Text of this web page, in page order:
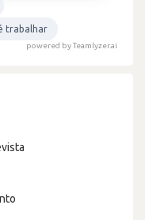
trabalhar
powered by Teamlyzer.ai